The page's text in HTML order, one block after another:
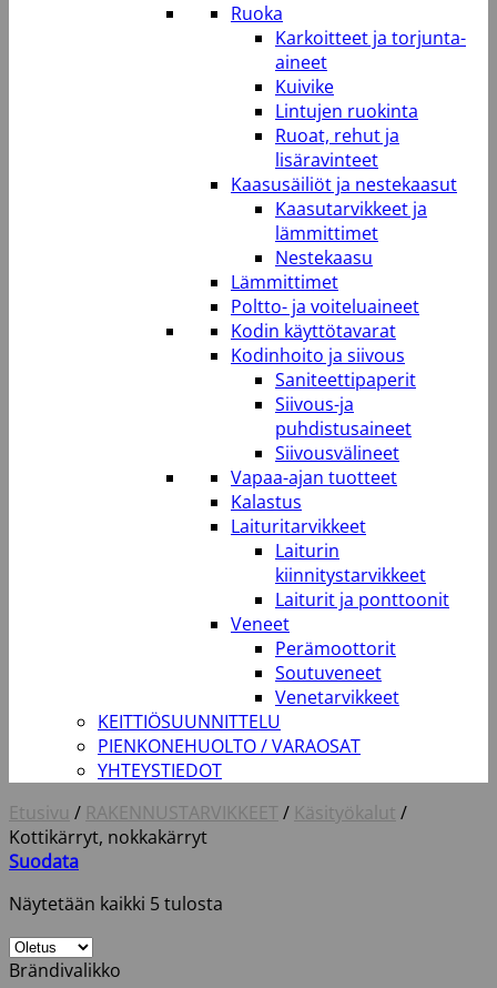
Ruoka
Karkoitteet ja torjunta-
aineet
Kuivike
Lintujen ruokinta
Ruoat, rehut ja
lisäravinteet
Kaasusäiliöt ja nestekaasut
Kaasutarvikkeet ja
lämmittimet
Nestekaasu
Lämmittimet
Poltto- ja voiteluaineet
Kodin käyttötavarat
Kodinhoito ja siivous
Saniteettipaperit
Siivous-ja
puhdistusaineet
Siivousvälineet
Vapaa-ajan tuotteet
Kalastus
Laituritarvikkeet
Laiturin
kiinnitystarvikkeet
Laiturit ja ponttoonit
Veneet
Perämoottorit
Soutuveneet
Venetarvikkeet
KEITTIÖSUUNNITTELU
PIENKONEHUOLTO / VARAOSAT
YHTEYSTIEDOT
Etusivu / RAKENNUSTARVIKKEET / Käsityökalut /
Kottikärryt, nokkakärryt
Suodata
Näytetään kaikki 5 tulosta
Brändivalikko